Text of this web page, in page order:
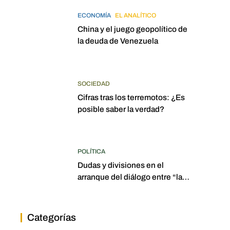
ECONOMÍA EL ANALÍTICO
China y el juego geopolítico de
la deuda de Venezuela
SOCIEDAD
Cifras tras los terremotos: ¿Es
posible saber la verdad?
POLÍTICA
Dudas y divisiones en el
arranque del diálogo entre “las
Categorías